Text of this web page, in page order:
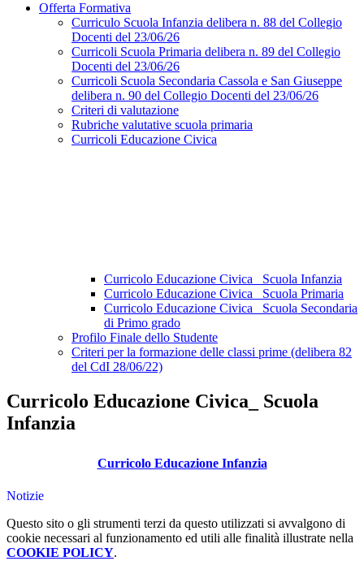
Offerta Formativa
Curriculo Scuola Infanzia delibera n. 88 del Collegio
Docenti del 23/06/26
Curricoli Scuola Primaria delibera n. 89 del Collegio
Docenti del 23/06/26
Curricoli Scuola Secondaria Cassola e San Giuseppe
delibera n. 90 del Collegio Docenti del 23/06/26
Criteri di valutazione
Rubriche valutative scuola primaria
Curricoli Educazione Civica
Curricolo Educazione Civica_ Scuola Infanzia
Curricolo Educazione Civica_ Scuola Primaria
Curricolo Educazione Civica_ Scuola Secondaria
di Primo grado
Profilo Finale dello Studente
Criteri per la formazione delle classi prime (delibera 82
del CdI 28/06/22)
Curricolo Educazione Civica_ Scuola
Infanzia
Curricolo Educazione Infanzia
Notizie
Questo sito o gli strumenti terzi da questo utilizzati si avvalgono di
cookie necessari al funzionamento ed utili alle finalità illustrate nella
COOKIE POLICY.